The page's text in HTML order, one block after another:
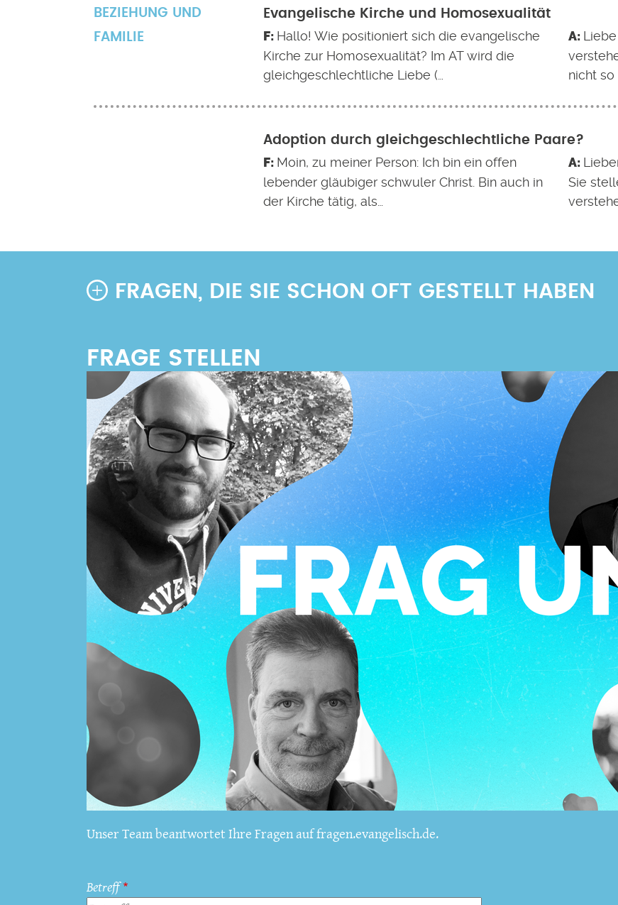
BEZIEHUNG UND
FAMILIE
Evangelische Kirche und Homosexualität
Hallo! Wie positioniert sich die evangelische
Kirche zur Homosexualität? Im AT wird die
gleichgeschlechtliche Liebe (…
nicht so
Adoption durch gleichgeschlechtliche Paare?
Moin, zu meiner Person: Ich bin ein offen
lebender gläubiger schwuler Christ. Bin auch in
der Kirche tätig, als…
Sie
FRAGEN, DIE SIE SCHON OFT GESTELLT HABEN
Unser Team beantwortet Ihre Fragen auf fragen.evangelisch.de.
Betreff